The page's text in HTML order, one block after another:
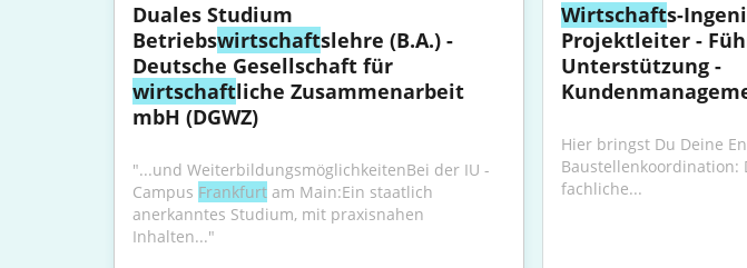
Duales Studium
Betriebswirtschaftslehre (B.A.) -
wirtschaftliche Zusammenarbeit
mbH (DGWZ)
"...und WeiterbildungsmöglichkeitenBei der IU -
Campus Frankfurt am Main:Ein staatlich
anerkanntes Studium, mit praxisnahen
Inhalten..."
Wirtschafts-
Projektleiter -
Unterstützung -
Hier bringst Du Deine
Baustellenkoordination:
fachliche...